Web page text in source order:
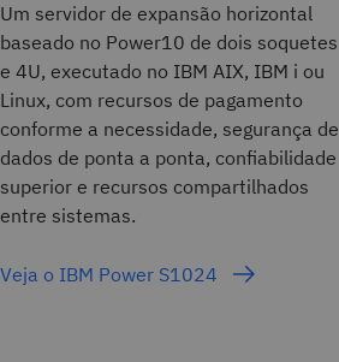
Um servidor de expansão horizontal
baseado no Power10 de dois soquetes
e 4U, executado no IBM AIX, IBM i ou
Linux, com recursos de pagamento
conforme a necessidade, segurança de
dados de ponta a ponta, confiabilidade
superior e recursos compartilhados
entre sistemas.
Veja o IBM Power S1024